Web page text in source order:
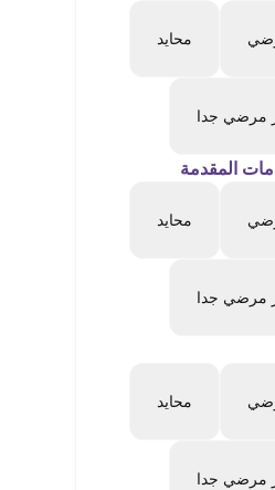
محايد
مرضي جدا
المقدمة
محايد
مرضي جدا
محايد
مرضي جدا